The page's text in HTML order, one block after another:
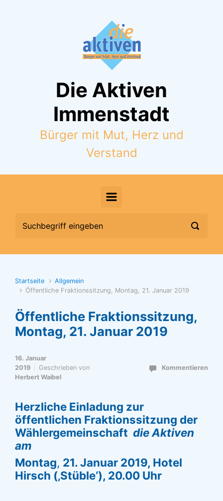
Die Aktiven
Immenstadt
Bürger mit Mut, Herz und
Verstand
Startseite
Allgemein
Öffentliche Fraktionssitzung, Montag, 21. Januar 2019
Öffentliche Fraktionssitzung,
Montag, 21. Januar 2019
16. Januar
2019
Geschrieben von
Herbert Waibel
Kommentieren
Herzliche Einladung zur
öffentlichen Fraktionssitzung der
Wählergemeinschaft die Aktiven
am
Montag, 21. Januar 2019, Hotel
Hirsch (‚Stüble‘), 20.00 Uhr